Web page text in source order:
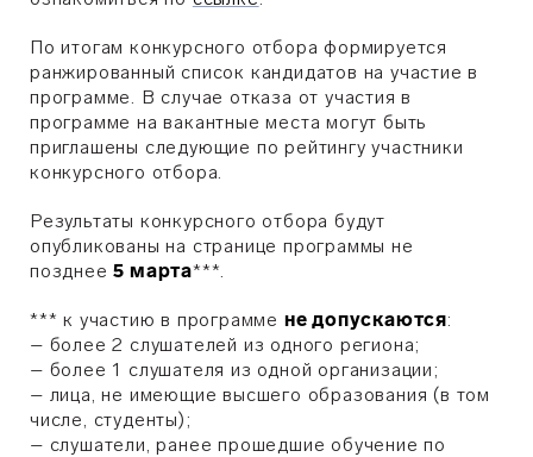
По итогам конкурсного отбора формируется
ранжированный список кандидатов на участие в
программе. В случае отказа от участия в
программе на вакантные места могут быть
приглашены следующие по рейтингу участники
конкурсного отбора.
Результаты конкурсного отбора будут
опубликованы на странице программы не
позднее5 марта***.
*** к участию в программе не допускаются:
– более 2 слушателей из одного региона;
– более 1 слушателя из одной организации;
– лица, не имеющие высшего образования (в том
числе, студенты);
– слушатели, ранее прошедшие обучение по